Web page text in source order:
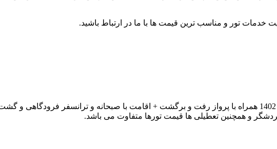
خدمات تور و مناسب ترین قیمت ها با ما در ارتباط باشید.
با اقامت در هتل 3 ستاره در سال 1402 همراه با پرواز رفت و برگشت + اقامت با صبحانه و
و همچنین تعطیلی ها قیمت تورها متفاوت می باشد.